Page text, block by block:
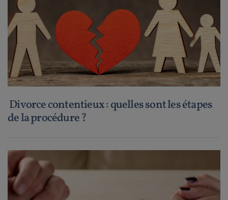
Divorce contentieux : quelles sont les étapes
de la procédure ?